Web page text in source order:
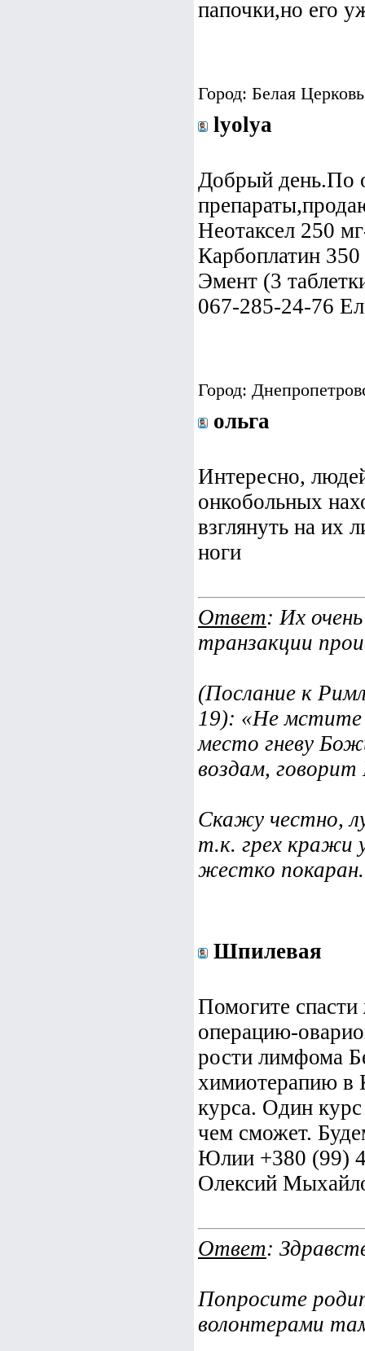
папочки,но его
Город: Белая Церковь
lyolya
Добрый день.По
Неотаксел 250
Карбоплатин
Эмент (3
067-285-24-76
Город:
ольга
Интересно,
онкобольных
взглянуть на их
ноги
Ответ: Их
транзакции
(Послание к
19): «Не мстите
место гневу
воздам, говорит
Скажу честно,
т.к. грех кражи
жестко покаран.
Шпилевая
Помогите спасти
операцию-
рости лимфома
химиотерапию в
курса. Один
чем сможет.
Юлии +380 (99)
Олексий
Ответ:
Попросите
волонтерами